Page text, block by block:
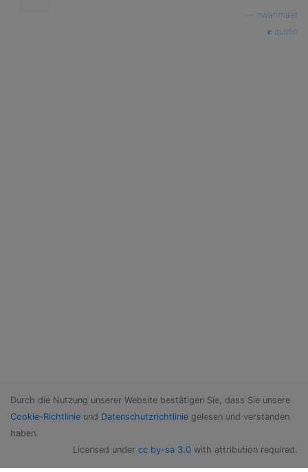
nwahmaet
quelle
Durch die Nutzung unserer Website bestätigen Sie, dass Sie unsere
Cookie-Richtlinie und Datenschutzrichtlinie gelesen und verstanden
haben.
Licensed under cc by-sa 3.0 with attribution required.